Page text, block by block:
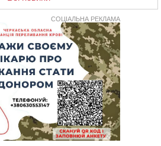
електрики за завищеною
в останню путь двох
оновлюють дорожню
закладів (ФОТОФАКТ)
захисника і чемпіона світу в
спортивно-реабілітаційний центр
попри заборону міськради,
СОЦІАЛЬНА РЕКЛАМА